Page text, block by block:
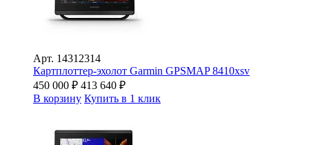
Арт. 14312314
Картплоттер-эхолот Garmin GPSMAP 8410xsv
450 000 ₽ 413 640 ₽
В корзину Купить в 1 клик